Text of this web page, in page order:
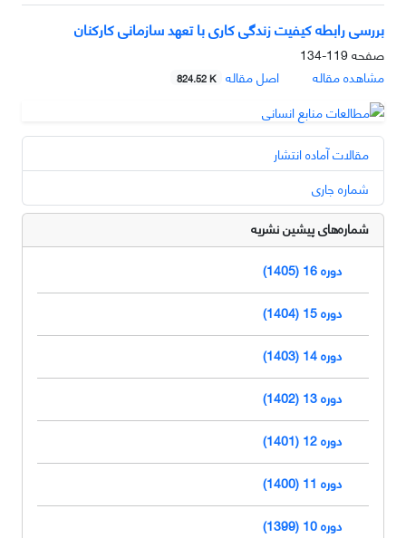
بررسی رابطه کیفیت زندگی کاری با تعهد سازمانی کارکنان
صفحه119-134
مشاهده مقاله
اصل مقاله 824.52 K
مقالات آماده انتشار
شماره جاری
شماره‌های پیشین نشریه
دوره 16 (1405)
دوره 15 (1404)
دوره 14 (1403)
دوره 13 (1402)
دوره 12 (1401)
دوره 11 (1400)
دوره 10 (1399)